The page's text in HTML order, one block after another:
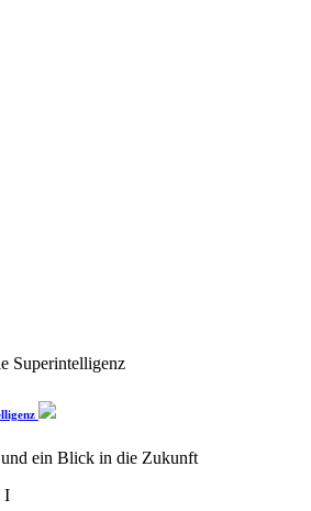
ein Blick in die Zukunft